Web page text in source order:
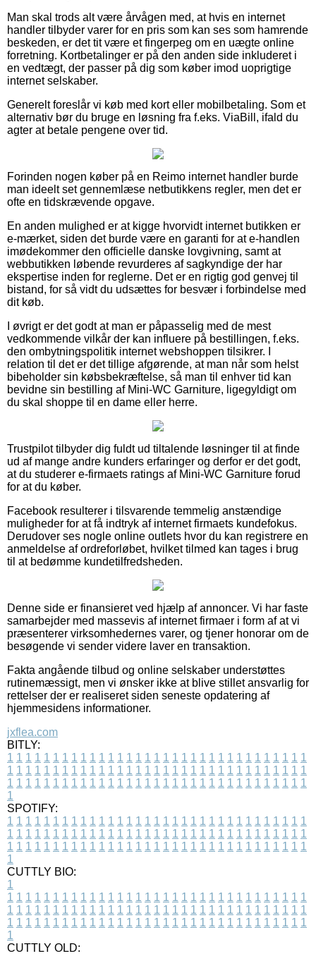
Man skal trods alt være årvågen med, at hvis en internet
handler tilbyder varer for en pris som kan ses som hamrende
beskeden, er det tit være et fingerpeg om en uægte online
forretning. Kortbetalinger er på den anden side inkluderet i
en vedtægt, der passer på dig som køber imod uoprigtige
internet selskaber.
Generelt foreslår vi køb med kort eller mobilbetaling. Som et
alternativ bør du bruge en løsning fra f.eks. ViaBill, ifald du
agter at betale pengene over tid.
Forinden nogen køber på en Reimo internet handler burde
man ideelt set gennemlæse netbutikkens regler, men det er
ofte en tidskrævende opgave.
En anden mulighed er at kigge hvorvidt internet butikken er
e-mærket, siden det burde være en garanti for at e-handlen
imødekommer den officielle danske lovgivning, samt at
webbutikken løbende revurderes af sagkyndige der har
ekspertise inden for reglerne. Det er en rigtig god genvej til
bistand, for så vidt du udsættes for besvær i forbindelse med
dit køb.
I øvrigt er det godt at man er påpasselig med de mest
vedkommende vilkår der kan influere på bestillingen, f.eks.
den ombytningspolitik internet webshoppen tilsikrer. I
relation til det er det tillige afgørende, at man når som helst
bibeholder sin købsbekræftelse, så man til enhver tid kan
bevidne sin bestilling af Mini-WC Garniture, ligegyldigt om
du skal shoppe til en dame eller herre.
Trustpilot tilbyder dig fuldt ud tiltalende løsninger til at finde
ud af mange andre kunders erfaringer og derfor er det godt,
at du studerer e-firmaets ratings af Mini-WC Garniture forud
for at du køber.
Facebook resulterer i tilsvarende temmelig anstændige
muligheder for at få indtryk af internet firmaets kundefokus.
Derudover ses nogle online outlets hvor du kan registrere en
anmeldelse af ordreforløbet, hvilket tilmed kan tages i brug
til at bedømme kundetilfredsheden.
Denne side er finansieret ved hjælp af annoncer. Vi har faste
samarbejder med massevis af internet firmaer i form af at vi
præsenterer virksomhedernes varer, og tjener honorar om de
besøgende vi sender videre laver en transaktion.
Fakta angående tilbud og online selskaber understøttes
rutinemæssigt, men vi ønsker ikke at blive stillet ansvarlig for
rettelser der er realiseret siden seneste opdatering af
hjemmesidens informationer.
jxflea.com
BITLY:
1 1 1 1 1 1 1 1 1 1 1 1 1 1 1 1 1 1 1 1 1 1 1 1 1 1 1 1 1 1 1 1 1
1 1 1 1 1 1 1 1 1 1 1 1 1 1 1 1 1 1 1 1 1 1 1 1 1 1 1 1 1 1 1 1 1
1 1 1 1 1 1 1 1 1 1 1 1 1 1 1 1 1 1 1 1 1 1 1 1 1 1 1 1 1 1 1 1 1
1
SPOTIFY:
1 1 1 1 1 1 1 1 1 1 1 1 1 1 1 1 1 1 1 1 1 1 1 1 1 1 1 1 1 1 1 1 1
1 1 1 1 1 1 1 1 1 1 1 1 1 1 1 1 1 1 1 1 1 1 1 1 1 1 1 1 1 1 1 1 1
1 1 1 1 1 1 1 1 1 1 1 1 1 1 1 1 1 1 1 1 1 1 1 1 1 1 1 1 1 1 1 1 1
1
CUTTLY BIO:
1
1 1 1 1 1 1 1 1 1 1 1 1 1 1 1 1 1 1 1 1 1 1 1 1 1 1 1 1 1 1 1 1 1
1 1 1 1 1 1 1 1 1 1 1 1 1 1 1 1 1 1 1 1 1 1 1 1 1 1 1 1 1 1 1 1 1
1 1 1 1 1 1 1 1 1 1 1 1 1 1 1 1 1 1 1 1 1 1 1 1 1 1 1 1 1 1 1 1 1
1
CUTTLY OLD: